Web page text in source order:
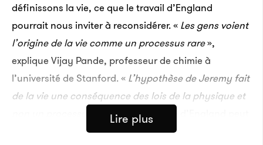
définissons la vie, ce que le travail d’England
pourrait nous inviter à reconsidérer. « Les gens voient
l’origine de la vie comme un processus rare»,
explique Vijay Pande, professeur de chimie à
l’université de Stanford. « L’hypothèse de Jeremy fait
de la vie une conséquence des lois de la physique et
non un processus hasardeux.
sembler étrange, voire incroyable, mais elle a attiré
Lire plus